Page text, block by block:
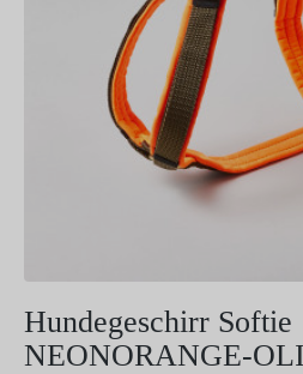
Hundegeschirr Softie
NEONORANGE-